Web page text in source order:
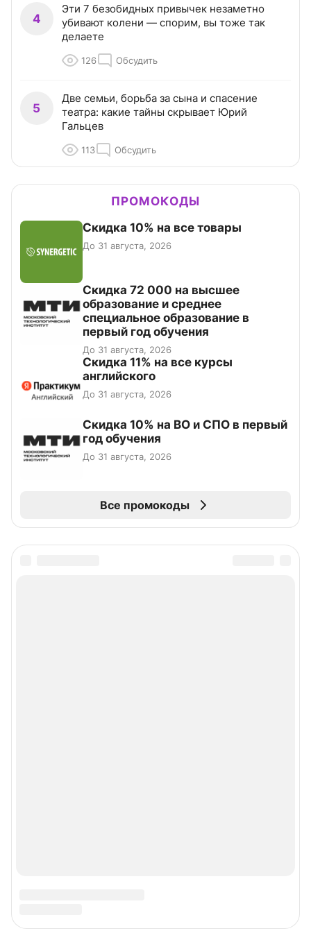
4
Эти 7 безобидных привычек незаметно
убивают колени — спорим, вы тоже так
делаете
126 Обсудить
5
Две семьи, борьба за сына и спасение
театра: какие тайны скрывает Юрий
Гальцев
113 Обсудить
ПРОМОКОДЫ
Скидка 10% на все товары
До 31 августа, 2026
Скидка 72 000 на высшее
образование и среднее
специальное образование в
первый год обучения
До 31 августа, 2026
Скидка 11% на все курсы
английского
До 31 августа, 2026
Скидка 10% на ВО и СПО в первый
год обучения
До 31 августа, 2026
Все промокоды